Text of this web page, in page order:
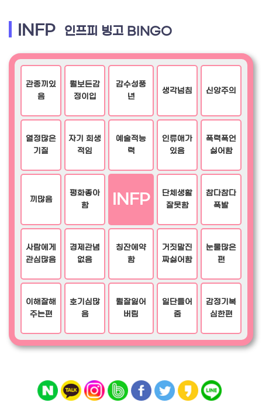
INFP 인프피 빙고 BINGO
관종끼있
음
뭘보든감
정이입
감수성풍
년
생각넘침 신앙주의
열정많은
기질
자기 희생
적임
예술적능
력
인류애가
있음
폭력폭언
싫어함
끼많음
평화좋아
함
INFP
단체생활
잘못함
참다참다
폭발
사람에게
관심많음
경제관념
없음
칭잔에약
함
거짓말진
짜싫어함
눈물많은
편
이해잘해
주는편
호기심많
음
뭘잘잃어
버림
일단들어
줌
감정기복
심한편